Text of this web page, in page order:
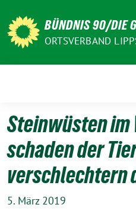
zum
Inhalt
BÜNDNIS 90/DIE
ORTSVERBAND
Steinwüsten im
schaden der
verschlechtern
5. März 2019